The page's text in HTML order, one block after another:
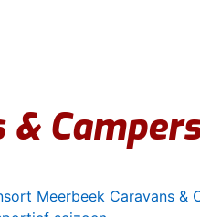
&
Meerbeek Caravans